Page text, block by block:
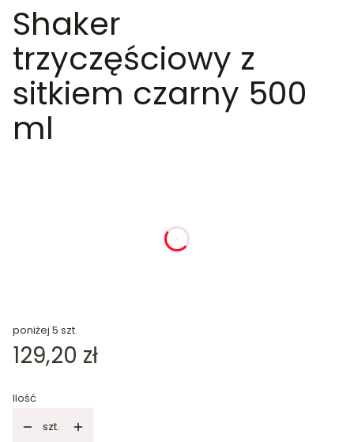
Shaker
trzyczęściowy z
sitkiem czarny 500
ml
godziny
poniżej 5 szt.
Cena
129,20 zł
Ilość
szt.